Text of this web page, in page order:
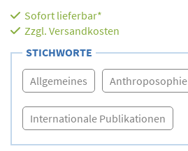
Sofort lieferbar*
Zzgl. Versandkosten
STICHWORTE
Allgemeines Anthroposophie
Internationale Publikationen